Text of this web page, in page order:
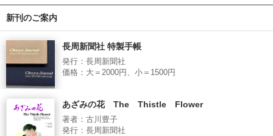
新刊のご案内
長周新聞社 特製手帳
発行：長周新聞社
価格：大＝2000円、小＝1500円
あざみの花 The Thistle Flower
著者：古川豊子
発行：長周新聞社